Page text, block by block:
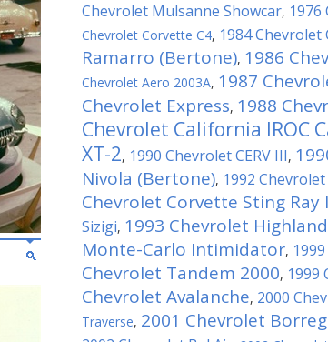
Chevrolet Mulsanne Showcar,
Chevrolet Corvette C4, 1984 Chevrolet
Ramarro (Bertone), 1986
Chevrolet Aero 2003A, 1987
Chevrolet Express, 1988
Chevrolet California IROC
XT-2, 1990 Chevrolet CERV III,
Nivola (Bertone), 1992
Chevrolet Corvette Sting Ray
Sizigi, 1993 Chevrolet
Monte-Carlo Intimidator,
Chevrolet Tandem 2000, 1999
Chevrolet Avalanche, 2000
Traverse, 2001 Chevrolet